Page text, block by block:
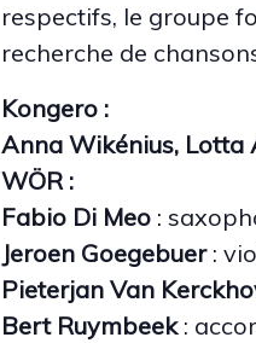
respectifs, le groupe
recherche de
Kongero :
Anna Wikénius, Lotta
WÖR :
Fabio Di Meo :
Jeroen Goegebuer :
Pieterjan Van
Bert Ruymbeek: